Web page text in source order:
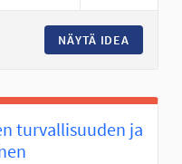
NÄYTÄ IDEA
turvallisuuden ja